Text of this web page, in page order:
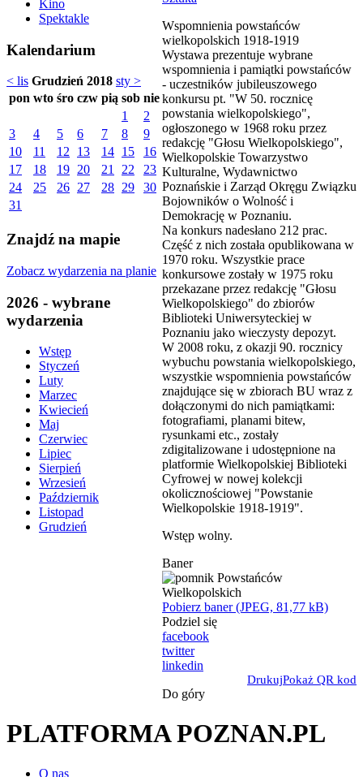
Kino
Spektakle
Kalendarium
< lis Grudzień 2018 sty >
pon wto śro czw pią sob nie
1
2
3
4 5 6 7 8
9
10
11 12 13 14 15
16
17
18 19 20 21 22
23
24
25 26 27 28 29
30
31
Znajdź na mapie
Zobacz wydarzenia na planie
2026 - wybrane
wydarzenia
Wstęp
Styczeń
Luty
Marzec
Kwiecień
Maj
Czerwiec
Lipiec
Sierpień
Wrzesień
Październik
Listopad
Grudzień
Wspomnienia powstańców
wielkopolskich 1918-1919
Wystawa prezentuje wybrane
wspomnienia i pamiątki powstańców
- uczestników jubileuszowego
konkursu pt. "W 50. rocznicę
powstania wielkopolskiego",
ogłoszonego w 1968 roku przez
redakcję "Głosu Wielkopolskiego",
Wielkopolskie Towarzystwo
Kulturalne, Wydawnictwo
Poznańskie i Zarząd Okręgu Związku
Bojowników o Wolność i
Demokrację w Poznaniu.
Na konkurs nadesłano 212 prac.
Część z nich została opublikowana w
1970 roku. Wszystkie prace
konkursowe zostały w 1975 roku
przekazane przez redakcję "Głosu
Wielkopolskiego" do zbiorów
Biblioteki Uniwersyteckiej w
Poznaniu jako wieczysty depozyt.
W 2008 roku, z okazji 90. rocznicy
wybuchu powstania wielkopolskiego,
wszystkie wspomnienia powstańców
znajdujące się w zbiorach BU wraz z
dołączonymi do nich pamiątkami:
fotografiami, planami bitew,
rysunkami etc., zostały
zdigitalizowane i udostępnione na
platformie Wielkopolskiej Biblioteki
Cyfrowej w nowej kolekcji
okolicznościowej "Powstanie
Wielkopolskie 1918-1919".
Wstęp wolny.
Baner
Pobierz baner (JPEG, 81,77 kB)
Podziel się
facebook
twitter
linkedin
DrukujPokaż QR kod
Do góry
PLATFORMA POZNAN.PL
O nas